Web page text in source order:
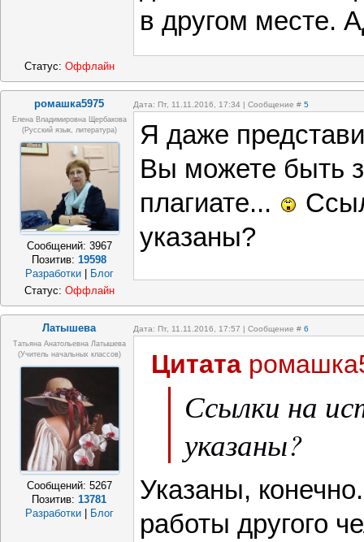
в другом месте.
Статус: Оффлайн
ромашка5975 Дата: Пт, 11.11.2016, 17:34 | Сообщение # 5
Елена Владимировна Щербакова
(русский язык, литература)
Сообщений: 3967
Позитив:19598
Разработки
Блог
Я даже
Вы можете быть
плагиате...
указаны?
Статус: Оффлайн
Латышева Дата: Пт, 11.11.2016, 17:57 | Сообщение # 6
Татьяна Анатольевна Латышева
(учитель начальных классов)
Сообщений: 5267
Позитив:13781
Разработки
Блог
Цитата
Ссылки на
указаны?
Указаны,
работы другого